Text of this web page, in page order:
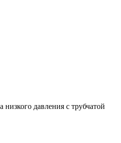
низкого давления с трубчатой